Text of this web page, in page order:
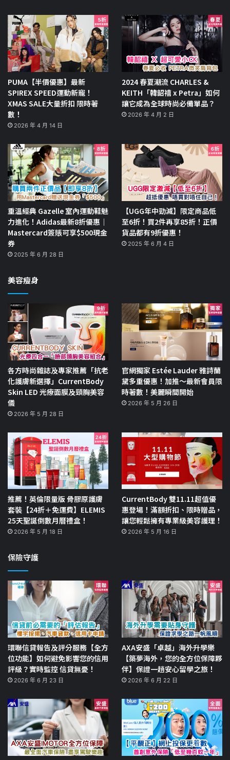
PUMA【半價優惠】最新
SPIREX SPEED運動新寵！
XMAS SALE大量折扣 限時著
數！
2026 年 4 月 14 日
2024 春夏潮流 CHARLES &
KEITH「韓韶禧 x Petra」如何
讓它成為全球時尚必備單品？
2026 年 4 月 2 日
重溫經典 Gazelle 室內運動鞋魅
力進化！Adidas最新8折優惠｜
Mastercard簽賬可享$500現金
券
2025 年 6 月 28 日
【UGG年中勁減】限定商品低
至6折！買2件再享85折！正價
貨品都有9折優惠！
2025 年 6 月 4 日
美容瘦身
各方時尚雜誌及專家推薦「抗老
化護膚新選擇」CurrentBody
Skin LED 光療面膜及頸胸美容
儀
2026 年 5 月 28 日
官網獨家 Estée Lauder 雅詩蘭
黛多重優惠！加推～最新會員限
時著數！美麗瞬間開始
2026 年 5 月 26 日
推薦！英倫限量版 骨膠原護膚
套裝【24折＋免運費】ELEMIS
25天聖誕倒數月曆禮盒！
2026 年 5 月 18 日
CurrentBody 雙11.11超值優
惠登場！滿額折扣、限時贈品，
讓您輕鬆擁有專業級美容護理！
2026 年 5 月 16 日
保險守護
環聯信貸報告及評分服務【全方
位功能】如何避免影響您的信用
評級？實時監控 信貸無憂！
2026 年 6 月 23 日
AXA安盛「卓越」海外升學樂
【築夢海外，您的全方位保障夥
伴】保證一趟安心留學之旅！
2026 年 6 月 22 日